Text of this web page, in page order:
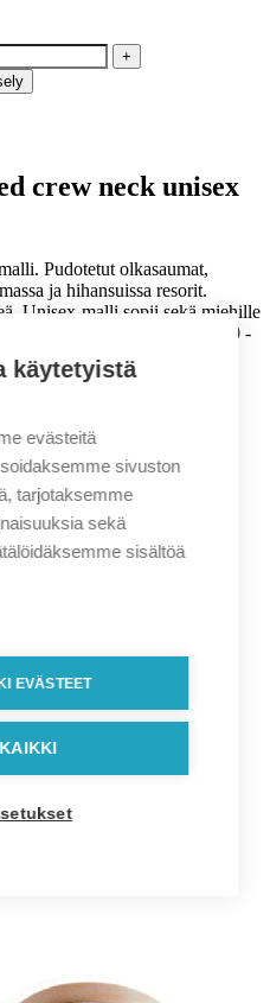
crew neck unisex
Pudotetut olkasaumat,
ja hihansuissa resorit.
Unisex-malli sopii sekä miehille
OEKO-TEX Standard 100 -
väreistä.
kierrätetty puuvilla. 340
,meleerattu harmaa
käytetyistä
evästeitä
sivuston
tarjotaksemme
sekä
sisältöä
EVÄSTEET